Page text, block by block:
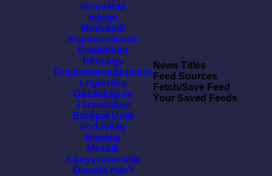
Innováció
Interjú
Motíváció
Kommunikáció
Eredetiben
Pénzügy
Projektmenedzsment
Logisztika
Gazdaság és
Társadalom
Európai Unió
Irodavilág
História
Mozaik
Könyvismertetõ
Olvasta már?
News Titles
Feed Sources
Fetch/Save Feed
Your Saved Feeds